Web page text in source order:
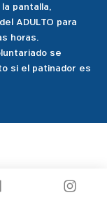
pantalla,
ADULTO para
horas.
se
si el patinador es
Ozark